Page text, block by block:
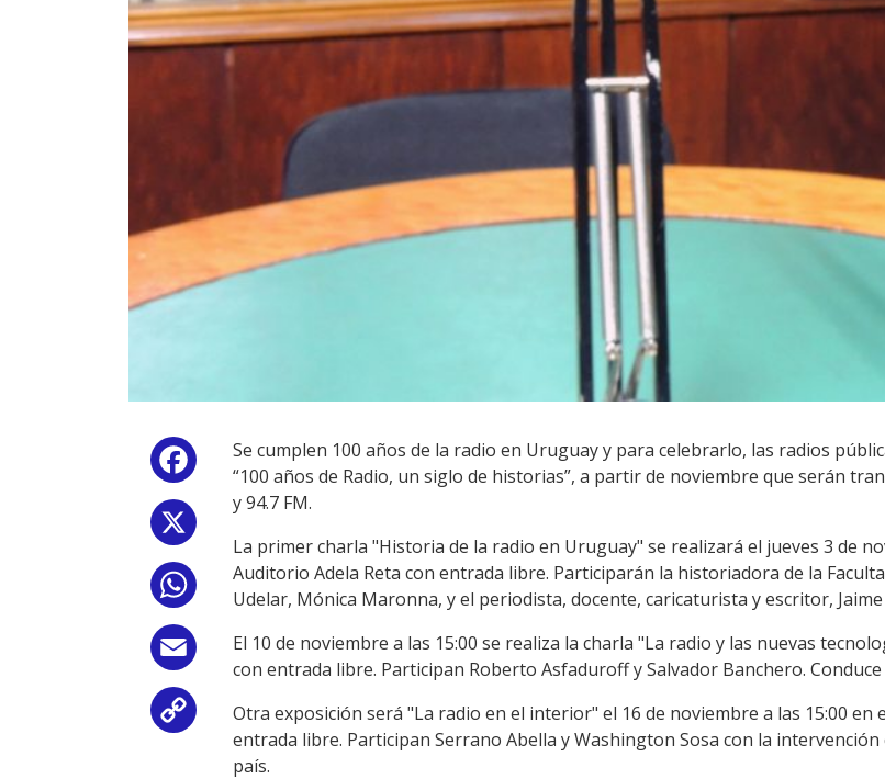
Facebook
WhatsApp
Email
Copy
Link
Se cumplen 100 años de la radio en Uruguay y para celebrarlo, las radios
“100 años de Radio, un siglo de historias”, a partir de noviembre que serán
y 94.7 FM.
La primer charla "Historia de la radio en Uruguay" se realizará el jueves 3 de
Auditorio Adela Reta con entrada libre. Participarán la historiadora de la
Udelar, Mónica Maronna, y el periodista, docente, caricaturista y escritor, Jaime
El 10 de noviembre a las 15:00 se realiza la charla "La radio y las nuevas
con entrada libre. Participan Roberto Asfaduroff y Salvador Banchero. Conduce
Otra exposición será "La radio en el interior" el 16 de noviembre a las 15:00 en
entrada libre. Participan Serrano Abella y Washington Sosa con la
país.